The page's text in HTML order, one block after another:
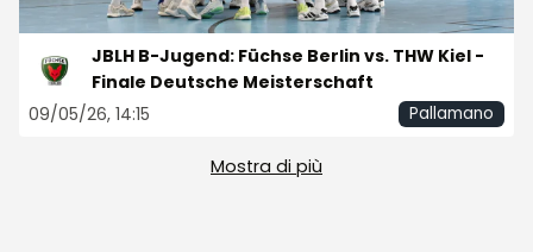
JBLH B-Jugend: Füchse Berlin vs. THW Kiel -
Finale Deutsche Meisterschaft
09/05/26, 14:15
Pallamano
Mostra di più